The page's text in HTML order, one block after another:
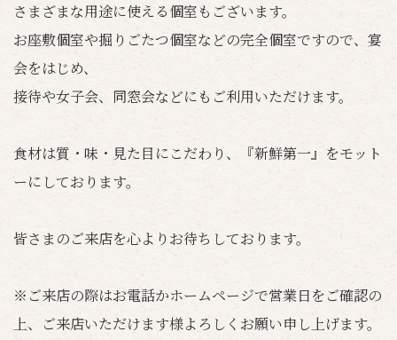
さまざまな用途に使える個室もございます。
お座敷個室や掘りごたつ個室などの完全個室ですので、宴
会をはじめ、
接待や女子会、同窓会などにもご利用いただけます。
食材は質・味・見た目にこだわり、『新鮮第一』をモット
ーにしております。
皆さまのご来店を心よりお待ちしております。
※ご来店の際はお電話かホームページで営業日をご確認の
上、ご来店いただけます様よろしくお願い申し上げます。